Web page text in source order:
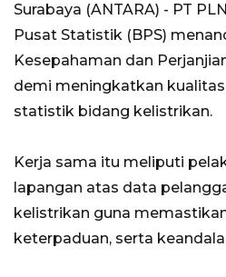
Surabaya (ANTARA) - PT
Pusat Statistik (BPS)
Kesepahaman dan
demi meningkatkan
statistik bidang kelistrikan.
Kerja sama itu meliputi
lapangan atas data
kelistrikan guna
keterpaduan, serta